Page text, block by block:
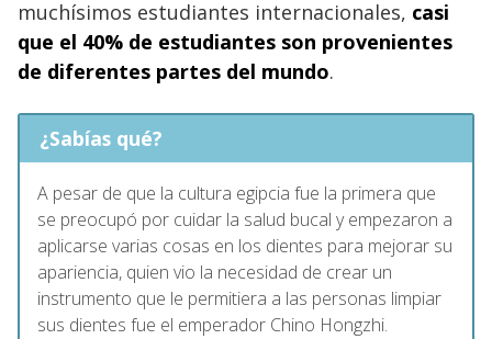
muchísimos estudiantes internacionales, casi
que el 40% de estudiantes son provenientes
de diferentes partes del mundo.
¿Sabías qué?
A pesar de que la cultura egipcia fue la primera que
se preocupó por cuidar la salud bucal y empezaron a
aplicarse varias cosas en los dientes para mejorar su
apariencia, quien vio la necesidad de crear un
instrumento que le permitiera a las personas limpiar
sus dientes fue el emperador Chino Hongzhi.